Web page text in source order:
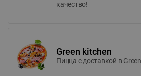
качество!
Green kitchen
Пицца c доставкой в Green